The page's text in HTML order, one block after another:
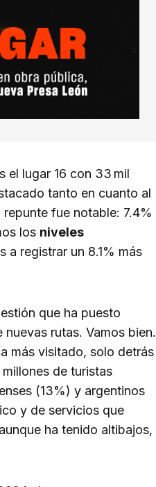
el lugar 16 con 33 mil
tanto en cuanto al
fue notable: 7.4%
los niveles
a registrar un 8.1% más
que ha puesto
rutas. Vamos bien.
más visitado, solo detrás
de turistas
(13%) y argentinos
y de servicios que
ha tenido altibajos,